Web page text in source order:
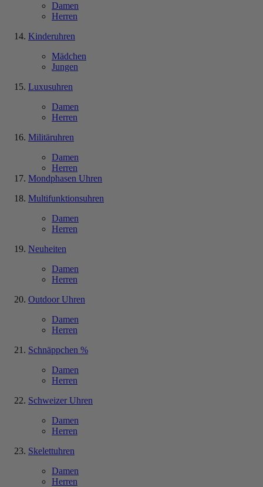
Damen
Herren
Kinderuhren
Mädchen
Jungen
Luxusuhren
Damen
Herren
Militäruhren
Damen
Herren
Mondphasen Uhren
Multifunktionsuhren
Damen
Herren
Neuheiten
Damen
Herren
Outdoor Uhren
Damen
Herren
Schnäppchen %
Damen
Herren
Schweizer Uhren
Damen
Herren
Skelettuhren
Damen
Herren